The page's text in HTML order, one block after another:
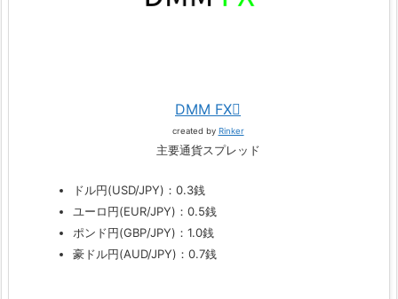
DMM FX
created by Rinker
主要通貨スプレッド
ドル円(USD/JPY)：0.3銭
ユーロ円(EUR/JPY)：0.5銭
ポンド円(GBP/JPY)：1.0銭
豪ドル円(AUD/JPY)：0.7銭